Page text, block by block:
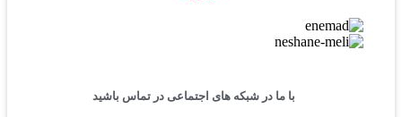
با ما در شبکه های اجتماعی در تماس باشید